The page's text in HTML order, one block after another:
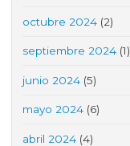
octubre 2024 (2)
septiembre 2024 (1)
junio 2024 (5)
mayo 2024 (6)
abril 2024 (4)